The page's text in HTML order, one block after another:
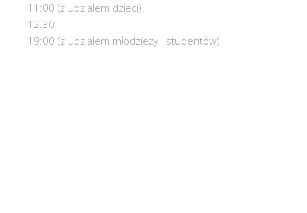
11:00 (z udziałem dzieci),
12:30,
19:00 (z udziałem młodzieży i studentów)